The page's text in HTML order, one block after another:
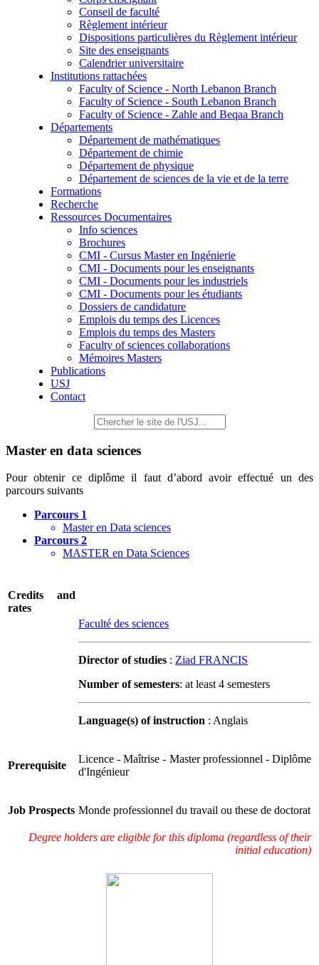
Conseil de faculté
Règlement intérieur
Dispositions particulières du Règlement intérieur
Site des enseignants
Calendrier universitaire
Institutions rattachées
Faculty of Science - North Lebanon Branch
Faculty of Science - South Lebanon Branch
Faculty of Science - Zahle and Beqaa Branch
Départements
Département de mathématiques
Département de chimie
Département de physique
Département de sciences de la vie et de la terre
Formations
Recherche
Ressources Documentaires
Info sciences
Brochures
CMI - Cursus Master en Ingénierie
CMI - Documents pour les enseignants
CMI - Documents pour les industriels
CMI - Documents pour les étudiants
Dossiers de candidature
Emplois du temps des Licences
Emplois du temps des Masters
Faculty of sciences collaborations
Mémoires Masters
Publications
USJ
Contact
Master en data sciences
Pour obtenir ce diplôme il faut d’abord avoir effectué un des
parcours suivants
Parcours 1
Master en Data sciences
Parcours 2
MASTER en Data Sciences
Credits and
rates
Faculté des sciences
Director of studies : Ziad FRANCIS
Number of semesters: at least 4 semesters
Language(s) of instruction : Anglais
Prerequisite
Licence - Maîtrise - Master professionnel - Diplôme
d'Ingénieur
Job Prospects Monde professionnel du travail ou these de doctorat
Degree holders are eligible for this diploma (regardless of their
initial education)